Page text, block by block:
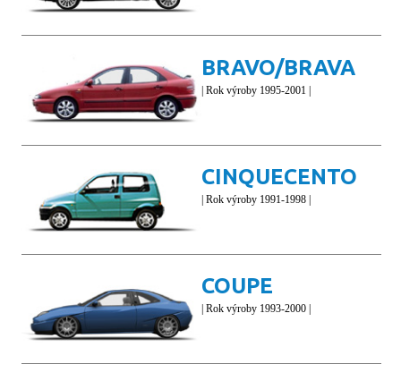
BRAVO/BRAVA
| Rok výroby 1995-2001 |
CINQUECENTO
| Rok výroby 1991-1998 |
COUPE
| Rok výroby 1993-2000 |